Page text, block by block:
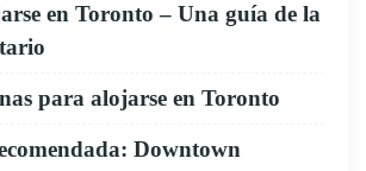
en Toronto – Una guía de la
para alojarse en Toronto
Downtown